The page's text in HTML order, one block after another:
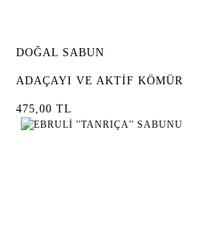
DOĞAL SABUN
ADAÇAYI VE AKTİF KÖMÜR
475,00 TL